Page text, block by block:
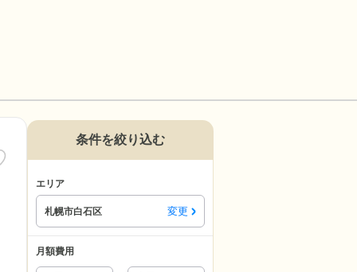
条件を絞り込む
エリア
札幌市白石区 変更
月額費用